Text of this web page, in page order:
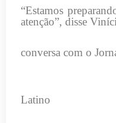
“Estamos
atenção”, disse
conversa com o
Latino